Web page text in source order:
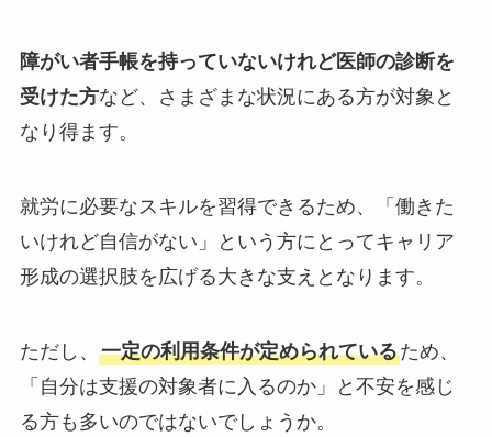
障がい者手帳を持っていないけれど医師の診断を
受けた方など、さまざまな状況にある方が対象と
なり得ます。
就労に必要なスキルを習得できるため、「働きた
いけれど自信がない」という方にとってキャリア
形成の選択肢を広げる大きな支えとなります。
ただし、 一定の利用条件が定められているため、
「自分は支援の対象者に入るのか」と不安を感じ
る方も多いのではないでしょうか。